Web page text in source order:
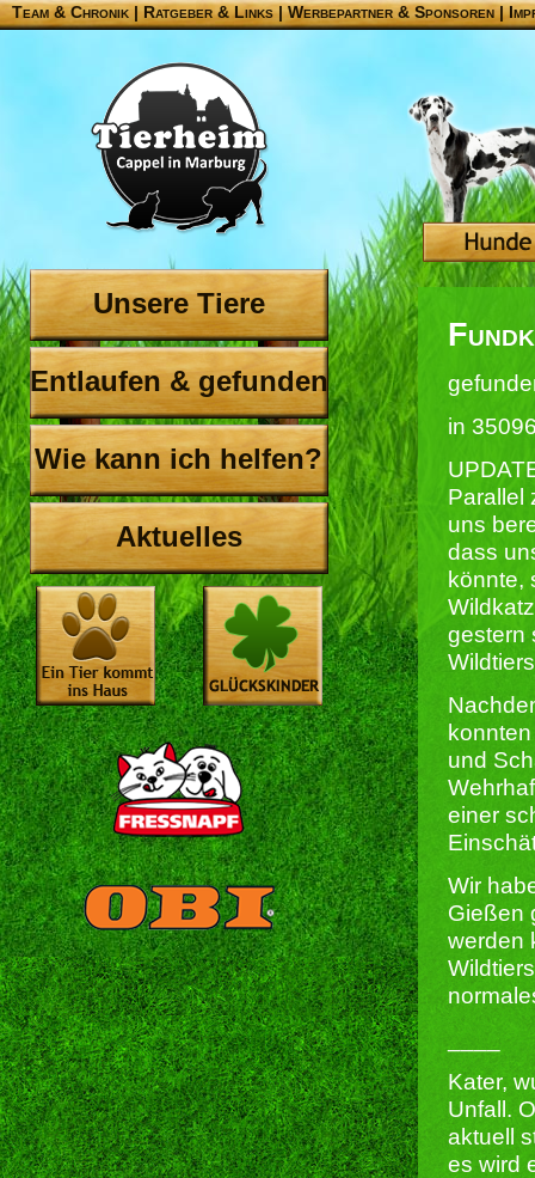
Team & Chronik |Ratgeber & Links|Werbepartner & Sponsoren|
Unsere Tiere
Entlaufen & gefunden
Wie kann ich helfen?
Aktuelles
in
Parallel
uns
dass
könnte,
gestern
und
einer
Wir
Gießen
werden
____
Kater,
Unfall.
aktuell
es wird